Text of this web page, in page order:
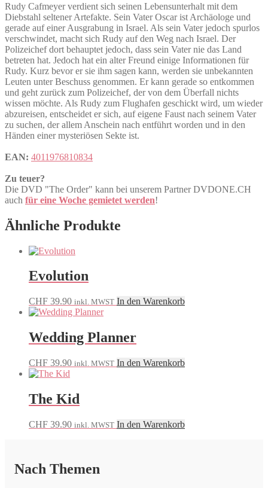
Rudy Cafmeyer verdient sich seinen Lebensunterhalt mit dem
Diebstahl seltener Artefakte. Sein Vater Oscar ist Archäologe und
gerade auf einer Ausgrabung in Israel. Als sein Vater jedoch spurlos
verschwindet, macht sich Rudy auf den Weg nach Israel. Der
Polizeichef dort behauptet jedoch, dass sein Vater nie das Land
betreten hat. Jedoch hat ein alter Freund einige Informationen für
Rudy. Kurz bevor er sie ihm sagen kann, werden sie unbekannten
Leuten unter Beschuss genommen. Er kann gerade so entkommen
und geht zurück zum Polizeichef, der von dem Überfall nichts
wissen möchte. Als Rudy zum Flughafen geschickt wird, um wieder
abzureisen, entscheidet er sich, auf eigene Faust nach seinem Vater
zu suchen, der allem Anschein nach entführt worden und in den
Händen einer mysteriösen Sekte ist.
EAN: 4011976810834
Zu teuer?
Die DVD "The Order" kann bei unserem Partner DVDONE.CH
auch für eine Woche gemietet werden!
Ähnliche Produkte
Evolution
CHF 39.90 inkl. MWST In den Warenkorb
Wedding Planner
CHF 39.90 inkl. MWST In den Warenkorb
The Kid
CHF 39.90 inkl. MWST In den Warenkorb
Nach Themen